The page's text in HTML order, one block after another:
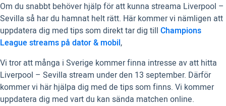
Om du snabbt behöver hjälp för att kunna streama Liverpool –
Sevilla så har du hamnat helt rätt. Här kommer vi nämligen att
uppdatera dig med tips som direkt tar dig till Champions
League streams på dator & mobil,
Vi tror att många i Sverige kommer finna intresse av att hitta
Liverpool – Sevilla stream under den 13 september. Därför
kommer vi här hjälpa dig med de tips som finns. Vi kommer
uppdatera dig med vart du kan sända matchen online.